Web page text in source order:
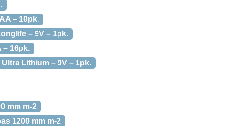
– 10pk.
– 9V – 1pk.
– 16pk.
Ultra Lithium – 9V – 1pk.
mm m-2
1200 mm m-2